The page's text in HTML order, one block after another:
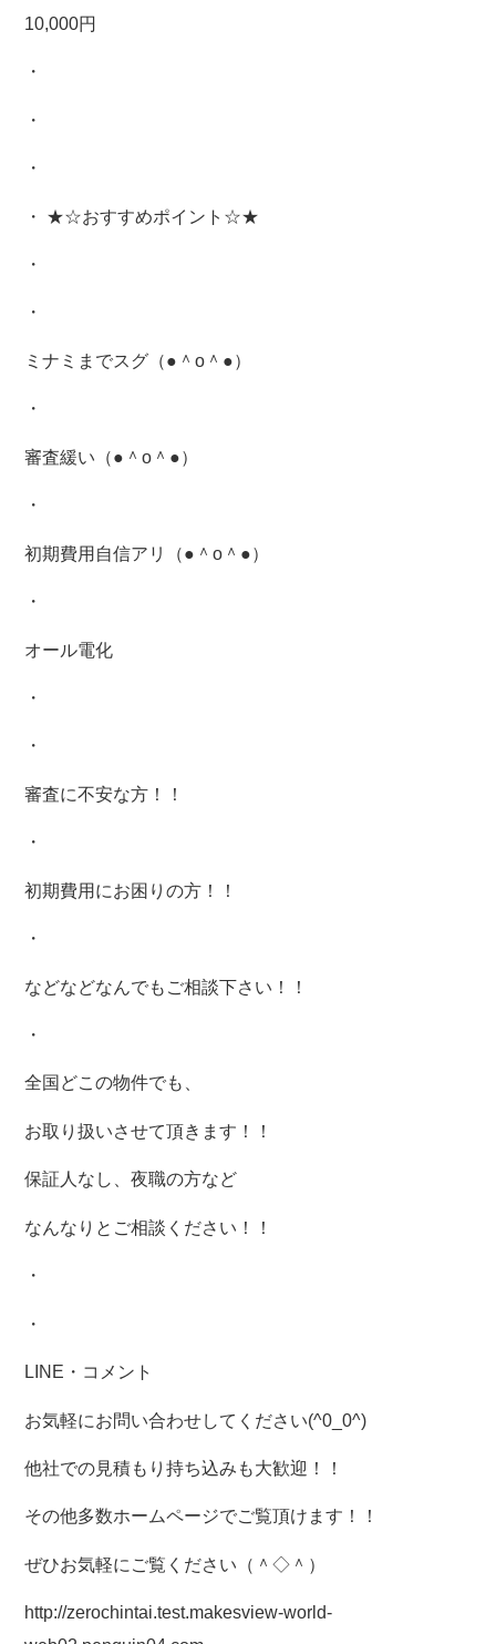
10,000円
・
・
・
・ ★☆おすすめポイント☆★
・
・
ミナミまでスグ（●＾o＾●）
・
審査緩い（●＾o＾●）
・
初期費用自信アリ（●＾o＾●）
・
オール電化
・
・
審査に不安な方！！
・
初期費用にお困りの方！！
・
などなどなんでもご相談下さい！！
・
全国どこの物件でも、
お取り扱いさせて頂きます！！
保証人なし、夜職の方など
なんなりとご相談ください！！
・
・
LINE・コメント
お気軽にお問い合わせしてください(^0_0^)
他社での見積もり持ち込みも大歓迎！！
その他多数ホームページでご覧頂けます！！
ぜひお気軽にご覧ください（＾◇＾）
http://zerochintai.test.makesview-world-